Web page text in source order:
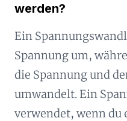
werden?
Ein
Spannung um,
die Spannung und
umwandelt. Ein
verwendet, wenn du